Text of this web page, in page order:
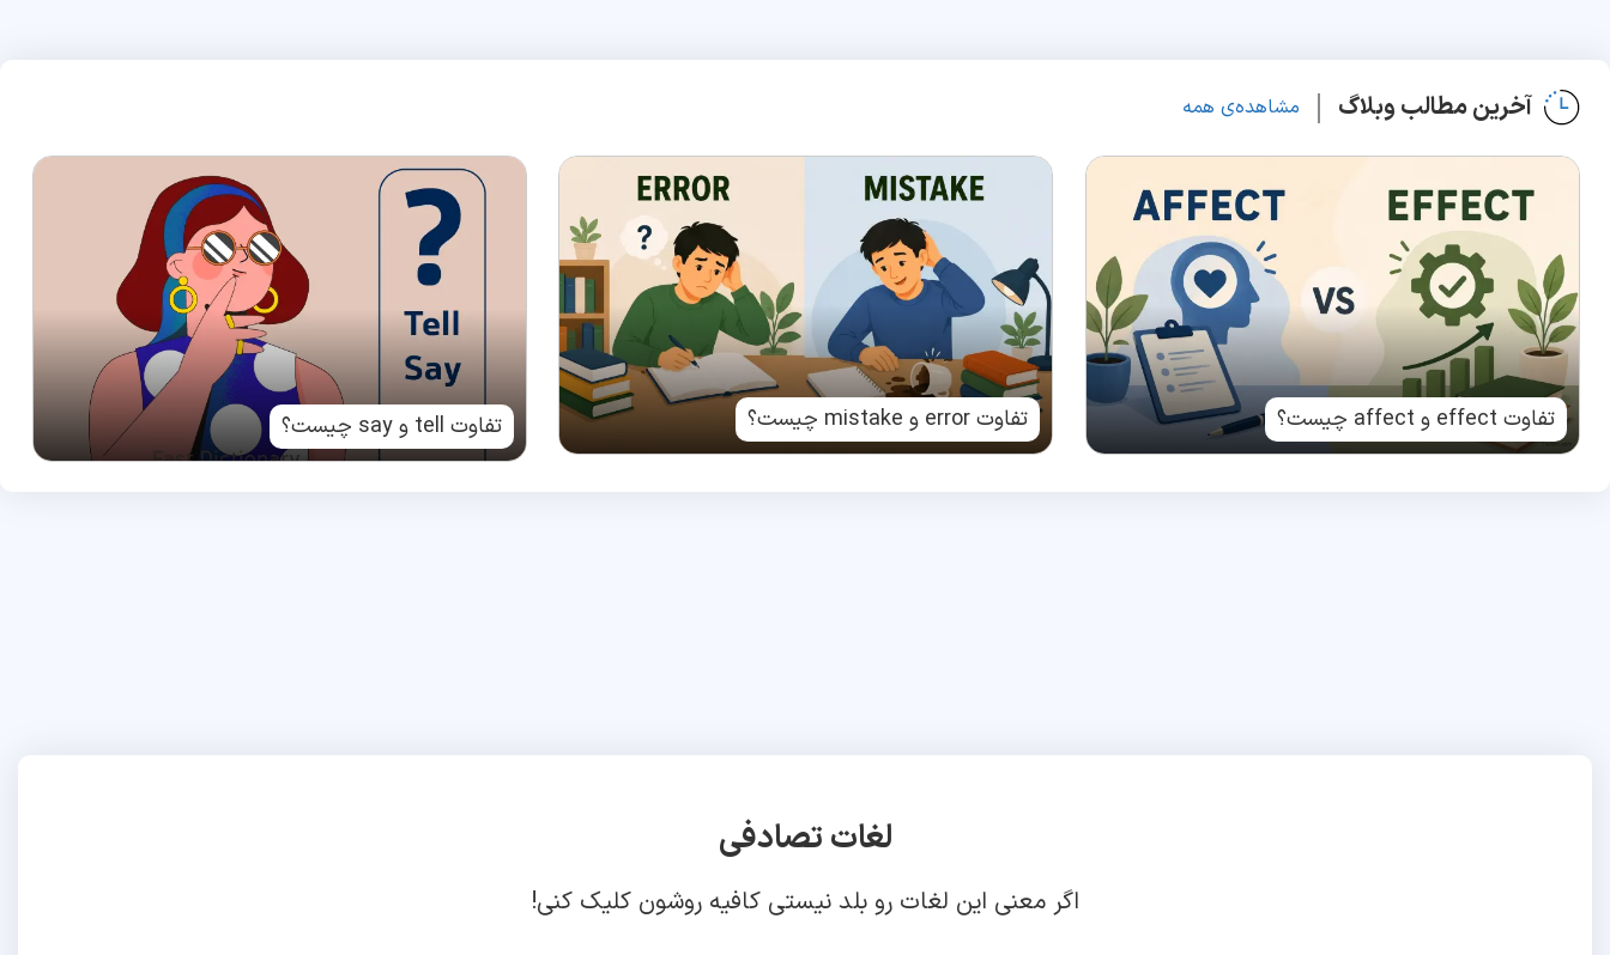
آخرین مطالب وبلاگ مشاهده‌ی همه
تفاوت effect و affect چیست؟ تفاوت error و mistake چیست؟ تفاوت tell و say چیست؟
لغات تصادفی
اگر معنی این لغات رو بلد نیستی کافیه روشون کلیک کنی!